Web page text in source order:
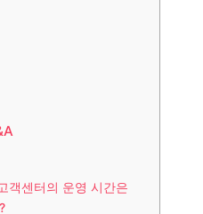
객센터의 운영 시간은